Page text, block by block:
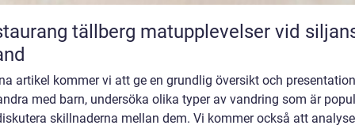
tällberg matupplevelser vid siljans
artikel kommer vi att ge en grundlig översikt och
med barn, undersöka olika typer av vandring som är
skillnaderna mellan dem. Vi kommer också att